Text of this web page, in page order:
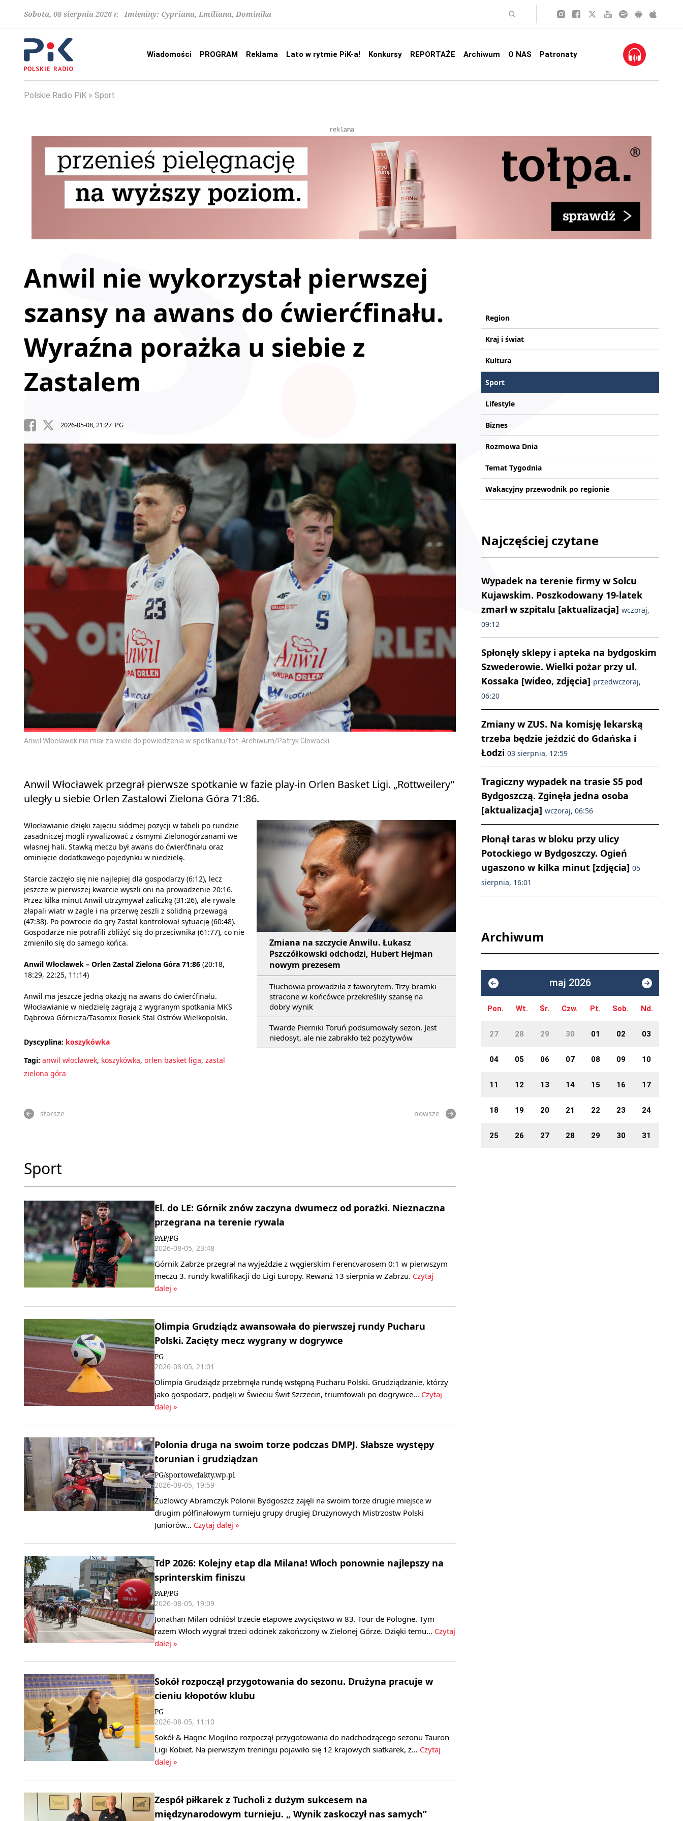
Sobota, 08 sierpnia 2026 r. Imieniny: Cypriana, Emiliana, Dominika
Wiadomości PROGRAM Reklama Lato w rytmie PiK-a! Konkursy REPORTAŻE Archiwum O NAS Patronaty
Polskie Radio PiK Sport
reklama
Anwil nie wykorzystał pierwszej
szansy na awans do ćwierćfinału.
Wyraźna porażka u siebie z
Zastalem
2026-05-08, 21:27 PG
Anwil Włocławek nie miał za wiele do powiedzenia w spotkaniu/fot. Archiwum/Patryk Głowacki
Anwil Włocławek przegrał pierwsze spotkanie w fazie play-in Orlen Basket Ligi. „Rottweilery”
uległy u siebie Orlen Zastalowi Zielona Góra 71:86.
Zmiana na szczycie Anwilu. Łukasz
Pszczółkowski odchodzi, Hubert Hejman
nowym prezesem
Tłuchowia prowadziła z faworytem. Trzy bramki
stracone w końcówce przekreśliły szansę na
dobry wynik
Twarde Pierniki Toruń podsumowały sezon. Jest
niedosyt, ale nie zabrakło też pozytywów
Włocławianie dzięki zajęciu siódmej pozycji w tabeli po rundzie
zasadniczej mogli rywalizować z ósmymi Zielonogórzanami we
własnej hali. Stawką meczu był awans do ćwierćfinału oraz
ominięcie dodatkowego pojedynku w niedzielę.
Starcie zaczęło się nie najlepiej dla gospodarzy (6:12), lecz
jeszcze w pierwszej kwarcie wyszli oni na prowadzenie 20:16.
Przez kilka minut Anwil utrzymywał zaliczkę (31:26), ale rywale
złapali wiatr w żagle i na przerwę zeszli z solidną przewagą
(47:38). Po powrocie do gry Zastal kontrolował sytuację (60:48).
Gospodarze nie potrafili zbliżyć się do przeciwnika (61:77), co nie
zmieniło się do samego końca.
Anwil Włocławek – Orlen Zastal Zielona Góra 71:86 (20:18,
18:29, 22:25, 11:14)
Anwil ma jeszcze jedną okazję na awans do ćwierćfinału.
Włocławianie w niedzielę zagrają z wygranym spotkania MKS
Dąbrowa Górnicza/Tasomix Rosiek Stal Ostrów Wielkopolski.
Dyscyplina: koszykówka
Tagi: anwil włocławek, koszykówka, orlen basket liga, zastal
zielona góra
starsze nowsze
Sport
El. do LE: Górnik znów zaczyna dwumecz od porażki. Nieznaczna
przegrana na terenie rywala
PAP/PG
2026-08-05, 23:48
Górnik Zabrze przegrał na wyjeździe z węgierskim Ferencvarosem 0:1 w pierwszym
meczu 3. rundy kwalifikacji do Ligi Europy. Rewanż 13 sierpnia w Zabrzu. Czytaj
dalej »
Olimpia Grudziądz awansowała do pierwszej rundy Pucharu
Polski. Zacięty mecz wygrany w dogrywce
PG
2026-08-05, 21:01
Olimpia Grudziądz przebrnęła rundę wstępną Pucharu Polski. Grudziądzanie, którzy
jako gospodarz, podjęli w Świeciu Świt Szczecin, triumfowali po dogrywce… Czytaj
dalej »
Polonia druga na swoim torze podczas DMPJ. Słabsze występy
torunian i grudziądzan
PG/sportowefakty.wp.pl
2026-08-05, 19:59
Żużlowcy Abramczyk Polonii Bydgoszcz zajęli na swoim torze drugie miejsce w
drugim półfinałowym turnieju grupy drugiej Drużynowych Mistrzostw Polski
Juniorów… Czytaj dalej »
TdP 2026: Kolejny etap dla Milana! Włoch ponownie najlepszy na
sprinterskim finiszu
PAP/PG
2026-08-05, 19:09
Jonathan Milan odniósł trzecie etapowe zwycięstwo w 83. Tour de Pologne. Tym
razem Włoch wygrał trzeci odcinek zakończony w Zielonej Górze. Dzięki temu… Czytaj
dalej »
Sokół rozpoczął przygotowania do sezonu. Drużyna pracuje w
cieniu kłopotów klubu
PG
2026-08-05, 11:10
Sokół & Hagric Mogilno rozpoczął przygotowania do nadchodzącego sezonu Tauron
Ligi Kobiet. Na pierwszym treningu pojawiło się 12 krajowych siatkarek, z… Czytaj
dalej »
Zespół piłkarek z Tucholi z dużym sukcesem na
międzynarodowym turnieju. „ Wynik zaskoczył nas samych”
Region
Kraj i świat
Kultura
Sport
Lifestyle
Biznes
Rozmowa Dnia
Temat Tygodnia
Wakacyjny przewodnik po regionie
Najczęściej czytane
Wypadek na terenie firmy w Solcu
Kujawskim. Poszkodowany 19-latek
zmarł w szpitalu [aktualizacja] wczoraj,
09:12
Spłonęły sklepy i apteka na bydgoskim
Szwederowie. Wielki pożar przy ul.
Kossaka [wideo, zdjęcia] przedwczoraj,
06:20
Zmiany w ZUS. Na komisję lekarską
trzeba będzie jeździć do Gdańska i
Łodzi 03 sierpnia, 12:59
Tragiczny wypadek na trasie S5 pod
Bydgoszczą. Zginęła jedna osoba
[aktualizacja] wczoraj, 06:56
Płonął taras w bloku przy ulicy
Potockiego w Bydgoszczy. Ogień
ugaszono w kilka minut [zdjęcia] 05
sierpnia, 16:01
Archiwum
maj 2026
Pon. Wt. Śr. Czw. Pt. Sob. Nd.
27 28 29 30 01 02 03
04 05 06 07 08 09 10
11 12 13 14 15 16 17
18 19 20 21 22 23 24
25 26 27 28 29 30 31